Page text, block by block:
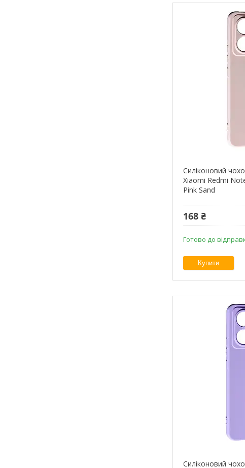
Силіконовий
Xiaomi Redmi
Pink Sand
168 ₴
Готово до
Купити
Силіконовий